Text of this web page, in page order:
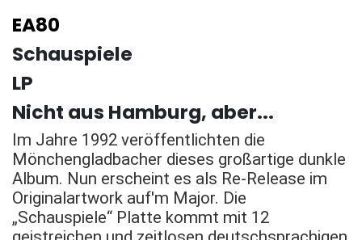
EA80
Schauspiele
LP
Nicht aus Hamburg, aber...
Im Jahre 1992 veröffentlichten die
Mönchengladbacher dieses großartige dunkle
Album. Nun erscheint es als Re-Release im
Originalartwork auf'm Major. Die
„Schauspiele“ Platte kommt mit 12